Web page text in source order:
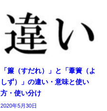
「簾（すだれ）」と「葦簀（よ
しず）」の違い・意味と使い
方・使い分け
2020年5月30日